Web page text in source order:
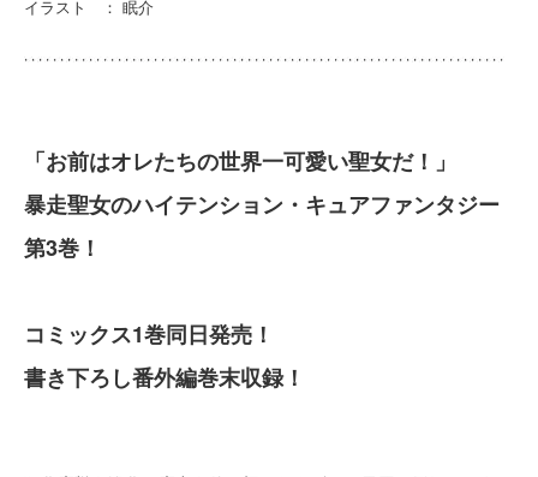
イラスト ： 眠介
「お前はオレたちの世界一可愛い聖女だ！」
暴走聖女のハイテンション・キュアファンタジー
第3巻！
コミックス1巻同日発売！
書き下ろし番外編巻末収録！